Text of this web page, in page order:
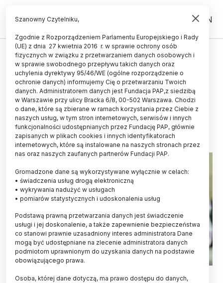
PL EN
ŚWIAT
Naukowcy: ludzka skóra bliższa
niedźwiedziej i świńskiej niż
małpiej
13.02.2026
aktualizacja: 13.02.2026
2 minuty czytania
Szanowny Czytelniku,
Zgodnie z Rozporządzeniem Parlamentu Europejskiego i Rady
(UE) z dnia 27 kwietnia 2016 r. w sprawie ochrony osób
fizycznych w związku z przetwarzaniem danych osobowych i
w sprawie swobodnego przepływu takich danych oraz
uchylenia dyrektywy 95/46/WE (ogólne rozporządzenie o
ochronie danych) informujemy Cię o przetwarzaniu Twoich
danych. Administratorem danych jest Fundacja PAP,z siedzibą
w Warszawie przy ulicy Bracka 6/8, 00-502 Warszawa. Chodzi
o dane, które są zbierane w ramach korzystania przez Ciebie z
naszych usług, w tym stron internetowych, serwisów i innych
funkcjonalności udostępnianych przez Fundację PAP, głównie
zapisanych w plikach cookies i innych identyfikatorach
internetowych, które są instalowane na naszych stronach przez
nas oraz naszych zaufanych partnerów Fundacji PAP.
Gromadzone dane są wykorzystywane wyłącznie w celach:
• świadczenia usług drogą elektroniczną
• wykrywania nadużyć w usługach
• pomiarów statystycznych i udoskonalenia usług
Podstawą prawną przetwarzania danych jest świadczenie
usługi i jej doskonalenie, a także zapewnienie bezpieczeństwa
co stanowi prawnie uzasadniony interes administratora Dane
mogą być udostępniane na zlecenie administratora danych
podmiotom uprawnionym do uzyskania danych na podstawie
obowiązującego prawa.
Osoba, której dane dotyczą, ma prawo dostępu do danych,